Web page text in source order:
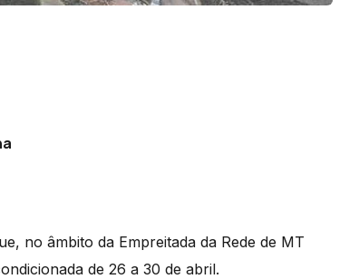
no âmbito da Empreitada da Rede de MT
de 26 a 30 de abril.